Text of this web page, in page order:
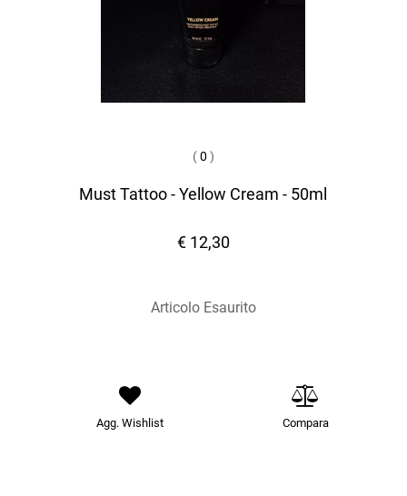
(0 )
Must Tattoo - Yellow Cream - 50ml
€ 12,30
Articolo Esaurito
Agg. Wishlist Compara